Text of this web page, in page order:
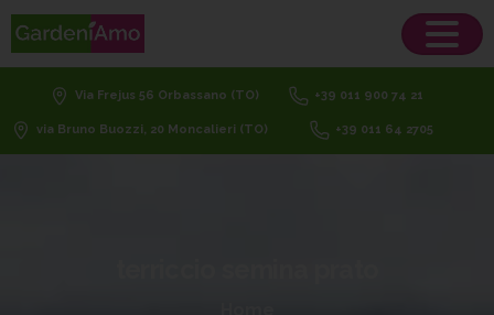
Via Frejus 56 Orbassano (TO) +39 011 900 74 21
via Bruno Buozzi, 20 Moncalieri (TO) +39 011 64 2705